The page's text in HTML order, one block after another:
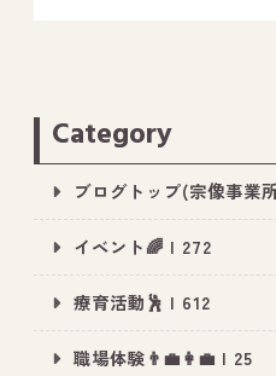
－ 鳥栖事業所のブログ
Category
ブログトップ(宗像事業
イベント🌈 | 272
療育活動🕺 | 612
職場体験👨‍💼👩‍💼 | 25